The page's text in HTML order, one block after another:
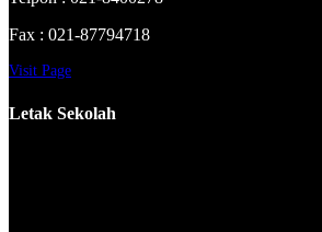
Fax : 021-87794718
Visit Page
Letak Sekolah